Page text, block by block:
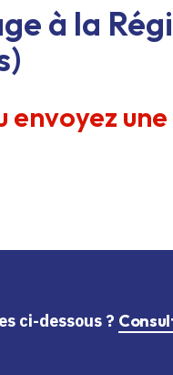
à la
envoyez une
ci-dessous ?